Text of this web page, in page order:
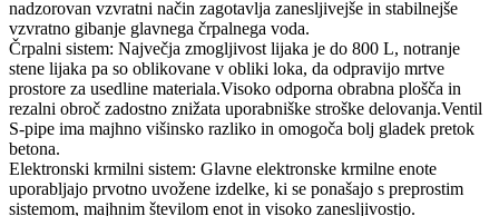
nadzorovan vzvratni način zagotavlja zanesljivejše in stabilnejše
vzvratno gibanje glavnega črpalnega voda.
Črpalni sistem: Največja zmogljivost lijaka je do 800 L, notranje
stene lijaka pa so oblikovane v obliki loka, da odpravijo mrtve
prostore za usedline materiala.Visoko odporna obrabna plošča in
rezalni obroč zadostno znižata uporabniške stroške delovanja.Ventil
S-pipe ima majhno višinsko razliko in omogoča bolj gladek pretok
betona.
Elektronski krmilni sistem: Glavne elektronske krmilne enote
uporabljajo prvotno uvožene izdelke, ki se ponašajo s preprostim
sistemom, majhnim številom enot in visoko zanesljivostjo.